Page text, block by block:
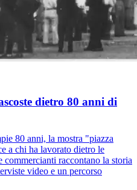
dietro 80 anni di
80 anni, la mostra "piazza
a chi ha lavorato dietro le
raccontano la storia
video e un percorso